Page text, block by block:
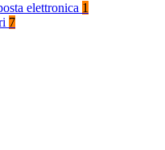
elettronica 1
7